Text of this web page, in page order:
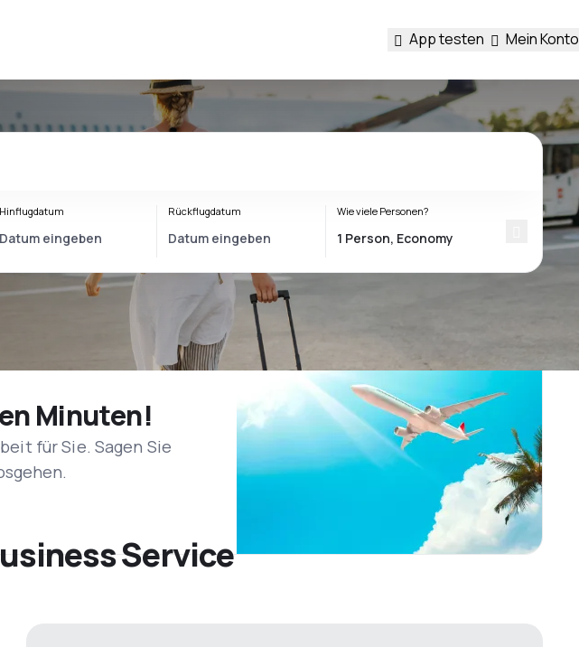
App testen Mein Konto
Hinflugdatum Rückflugdatum Wie viele Personen?
Minuten!
für Sie. Sagen Sie
Service